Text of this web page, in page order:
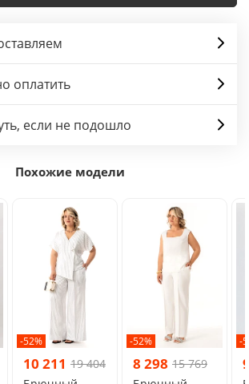
оплатить
если не подошло
Похожие модели
-52%
10 211 19 404
-52%
8 298 15 769
-